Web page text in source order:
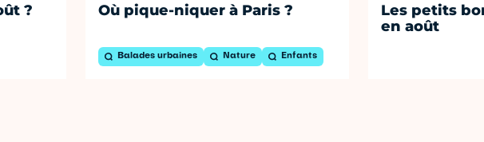
? Où pique-niquer à Paris ?
Balades urbaines Nature Enfants
Les petits
en août